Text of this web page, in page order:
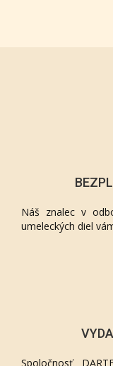
Náš znalec v
umeleckých diel
Spoločnosť